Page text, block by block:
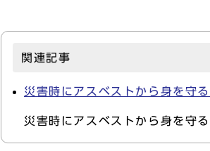
関連記事
災害時にアスベストから身を守
災害時にアスベストから身を守